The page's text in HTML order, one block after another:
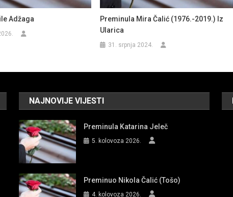
Adžaga
Preminula Mira Čalić (1976.-2019.) Iz
Ularica
31. srpnja 2024.
NAJNOVIJE VIJESTI
Preminula Katarina Jeleč
5. kolovoza 2026.
Preminuo Nikola Čalić (Tošo)
4. kolovoza 2026.